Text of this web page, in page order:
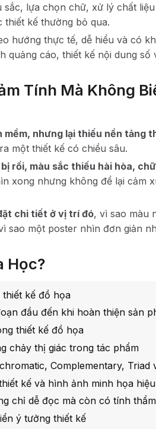
lựa chọn chữ, xử lý chất
kế thường bỏ qua.
hướng thực tế, dễ hiểu và có
cáo, thiết kế nội dung số
Tính Mà Không
nhưng lại thiếu nền tảng
một thiết kế có chiều sâu.
rối, màu sắc thiếu hài hòa,
xong nhưng không để lại cảm
chi tiết ở vị trí đó, vì sao màu
sao một poster nhìn đơn giản
Học?
kế đồ họa
đầu đến khi hoàn thiện sản
thiết kế đồ họa
chảy thị giác trong tác phẩm
Complementary, Triad
kế và hình ảnh minh họa
chỉ dễ đọc mà còn có tính
ý tưởng thiết kế